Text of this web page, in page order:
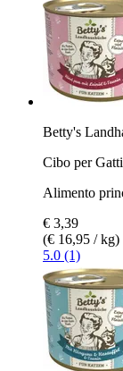
Betty's
Cibo per
Alimento
€ 3,39
(€ 16,95 / kg)
5.0 (1)